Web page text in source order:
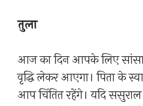
तुला
आज का दिन आपके लिए
वृद्धि लेकर आएगा। पिता के
आप चिंतित रहेंगे। यदि